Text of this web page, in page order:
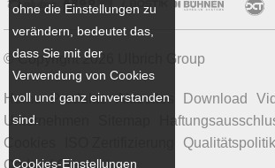
© Copyright 2026 Ulbrich Group
Home Produkte Aktuelles Download
Unternehmen
Cookies
Qualitätspolitik
Code of Conduct
ohne die Einstellungen zu
verändern, bedeutet das,
dass Sie mit der
Verwendung von Cookies
voll und ganz einverstanden
sind.
Cookies-Einstellungen